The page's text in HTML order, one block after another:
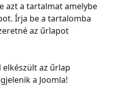
azt a tartalmat amelybe
Írja be a tartalomba
az űrlapot
elkészült az űrlap
a Joomla!